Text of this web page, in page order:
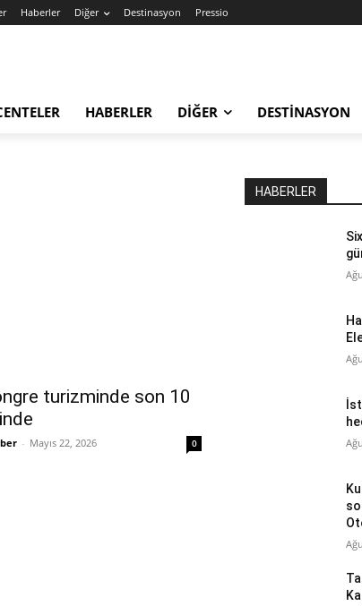
Haberler Diğer Destinasyon Pressio
HABERLER DIĞER DESTINASYON
turizminde son 10
- Mayıs 22, 2026 0
HABERLER